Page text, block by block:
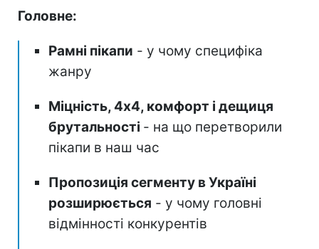
Головне:
Рамні пікапи - у чому специфіка
жанру
Міцність, 4х4, комфорт і дещиця
брутальності - на що перетворили
пікапи в наш час
Пропозиція сегменту в Україні
розширюється - у чому головні
відмінності конкурентів